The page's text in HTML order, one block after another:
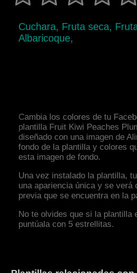
Cuchara, Fruta seca,
Albaricoque,
Cambia los colores de tu
plantilla Fruit Kiwi Peaches
diseñado con una imagen de
fondo de la plantilla y colores
esta imagen de fondo.
Una vez instalado la plantilla,
una apariencia única y se verá
previa que se encuentra en la
No te olvides que si la plantilla
puntúala con 5 estrellitas.